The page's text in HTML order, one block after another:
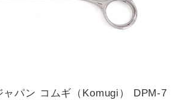
ャパン コムギ（Komugi） DPM-7